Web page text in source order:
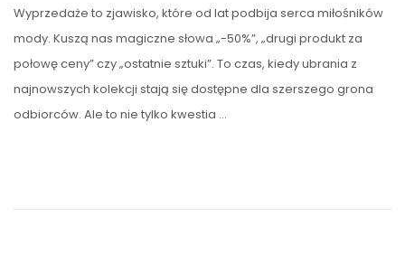
Wyprzedaże to zjawisko, które od lat podbija serca miłośników
mody. Kuszą nas magiczne słowa „-50%”, „drugi produkt za
połowę ceny” czy „ostatnie sztuki”. To czas, kiedy ubrania z
najnowszych kolekcji stają się dostępne dla szerszego grona
odbiorców. Ale to nie tylko kwestia …